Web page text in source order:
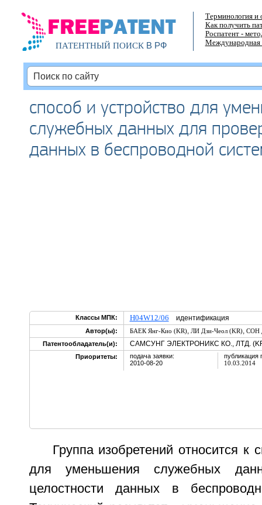
ПАТЕНТНЫЙ ПОИСКВ РФ
Терминология и
Как получить
Роспатент -
Международная
способ и устройство для
служебных данных для
данных в беспроводной
Классы МПК: H04W12/06 идентификация
Автор(ы): БАЕК Янг-Кио (KR), ЛИ Дзи-Чеол (KR), СОН
Патентообладатель(и):
САМСУНГ ЭЛЕКТРОНИКС КО., ЛТД.
Приоритеты:
подача заявки:
2010-08-20
публикация
10.03.2014
Группа изобретений относится к
для уменьшения служебных
целостности данных в